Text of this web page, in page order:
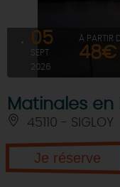
05
SEPT
2026
À PARTIR
48€
Matinales en
45110 - SIGLOY
Je réserve